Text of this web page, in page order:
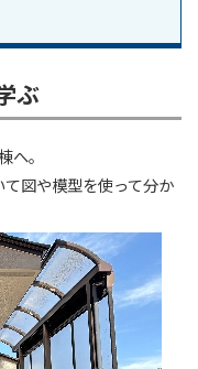
ぶ
へ。
図や模型を使って分か